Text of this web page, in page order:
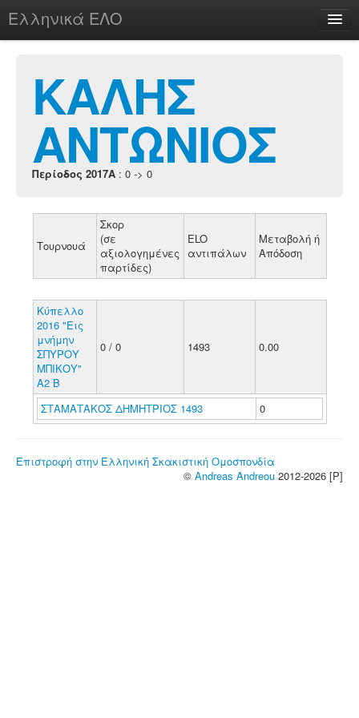
Ελληνικά ΕΛΟ
chesstu.be @ discord
Login
ΚΑΛΗΣ
ΑΝΤΩΝΙΟΣ
Περίοδος 2017A : 0 -> 0
Τουρνουά
Σκορ
(σε
αξιολογημένες
παρτίδες)
ELO
αντιπάλων
Μεταβολή ή
Απόδοση
Κύπελλο
2016 "Εις
μνήμην
ΣΠΥΡΟΥ
ΜΠΙΚΟΥ"
Α2 Β
0 / 0 1493 0.00
ΣΤΑΜΑΤΑΚΟΣ ΔΗΜΗΤΡΙΟΣ 1493 0
Επιστροφή στην Ελληνική Σκακιστική Ομοσπονδία
© Andreas Andreou 2012-2026 [P]